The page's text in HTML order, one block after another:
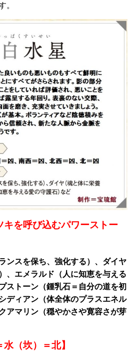
。
キを呼び込むパワーストー
ンスを保ち、強化する）、ダイヤ
、エメラルド（人に知恵を与える
ストーン（鍾乳石＝自分の道を初
ディアン（体全体のプラスエネル
アマリン（穏やかさや寛容さが芽
水（坎）＝北】